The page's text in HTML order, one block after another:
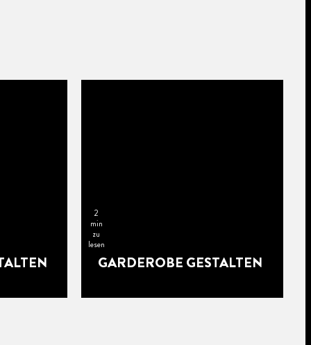
2
min
zu
lesen
GARDEROBE GESTALTEN